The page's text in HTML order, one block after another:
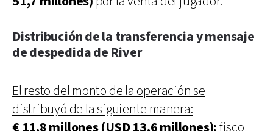
Distribución de la transferencia y mensaje
de despedida de River
El resto del monto de la operación se
distribuyó de la siguiente manera:
€ 11,8 millones (USD 13,6 millones):fisco